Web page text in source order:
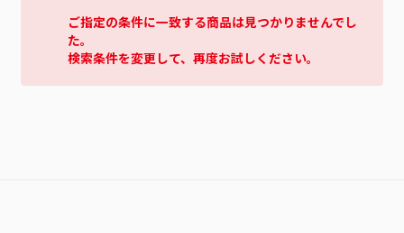
ご指定の条件に一致する商品は見つかりませんでし
た。
検索条件を変更して、再度お試しください。